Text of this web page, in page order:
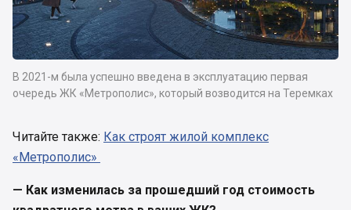
В 2021-м была успешно введена в эксплуатацию первая
очередь ЖК «Метрополис», который возводится на Теремках
Читайте также: Как строят жилой комплекс
«Метрополис»
— Как изменилась за прошедший год стоимость